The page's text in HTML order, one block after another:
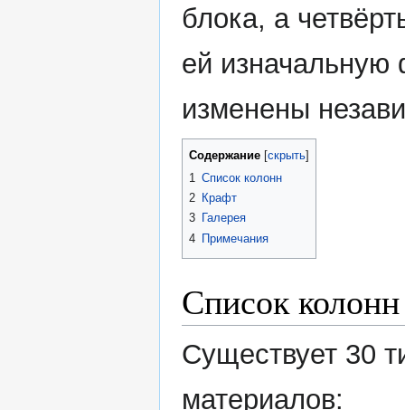
блока, а
ей изначальную
изменены
Содержание
1 Список колонн
2 Крафт
3 Галерея
4 Примечания
Список колонн
Существует 30
материалов: